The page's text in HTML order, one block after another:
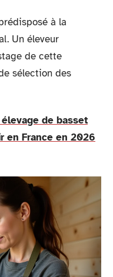
à la
Un éleveur
de cette
sélection des
de basset
en France en 2026